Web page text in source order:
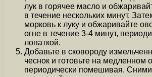
лук в горячее масло и
в течение нескольких минут.
морковь к луку и обжаривайте
огне в течение 3-4 минут,
лопаткой.
Добавьте в сковороду
чеснок и готовьте на медленном
периодически помешивая.